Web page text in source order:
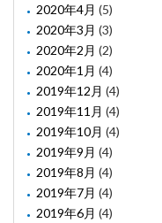
2020年4月 (5)
2020年3月 (3)
2020年2月 (2)
2020年1月 (4)
2019年12月 (4)
2019年11月 (4)
2019年10月 (4)
2019年9月 (4)
2019年8月 (4)
2019年7月 (4)
2019年6月 (4)